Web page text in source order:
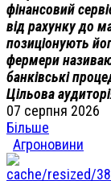
фінансовий
від рахунку до
позиціонують
фермери
банківські
Цільова
07 серпня 2026
Більше
Агроновини